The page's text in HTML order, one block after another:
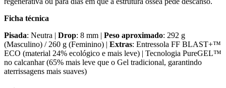
Ficha técnica
Pisada: Neutra | Drop: 8 mm | Peso aproximado: 292 g
(Masculino) / 260 g (Feminino) | Extras: Entressola FF BLAST+™
ECO (material 24% ecológico e mais leve) | Tecnologia PureGEL™
no calcanhar (65% mais leve que o Gel tradicional, garantindo
aterrissagens mais suaves)